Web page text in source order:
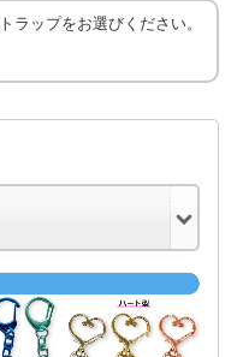
ラップをお選びください。